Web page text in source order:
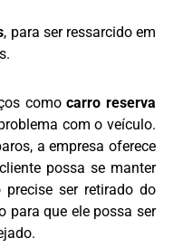
, para ser ressarcido em
comocarro reserva
com o veículo.
a empresa oferece
possa se manter
ser retirado do
para que ele possa ser